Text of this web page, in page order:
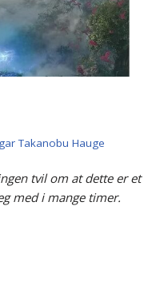
Takanobu Hauge
tvil om at dette er et
med i mange timer.